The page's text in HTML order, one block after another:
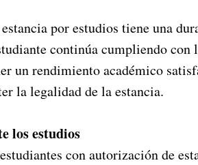
por estudios tiene una
continúa cumpliendo con
un rendimiento académico
la legalidad de la estancia.
los estudios
con autorización de